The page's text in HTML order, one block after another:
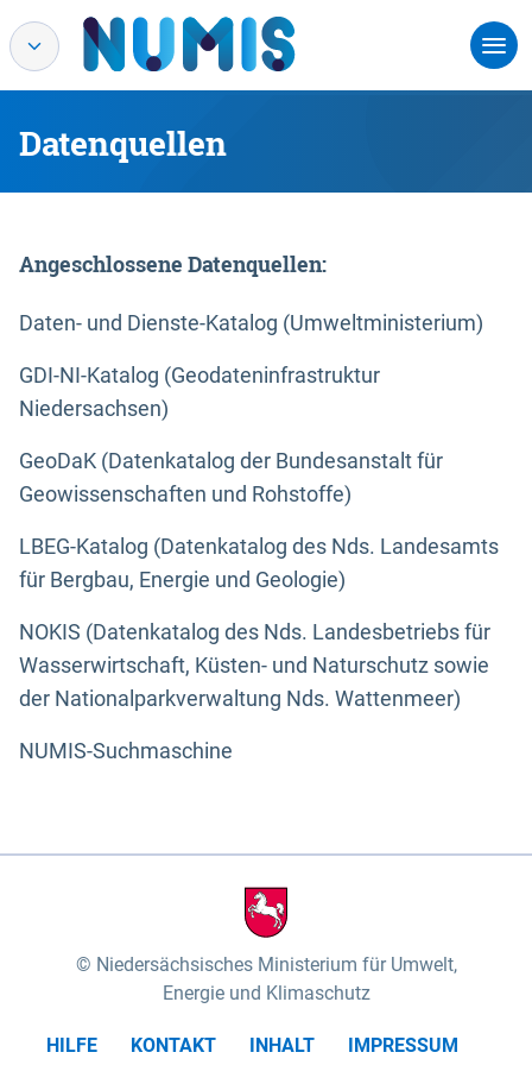
Datenquellen
Angeschlossene Datenquellen:
Daten- und Dienste-Katalog (Umweltministerium)
GDI-NI-Katalog (Geodateninfrastruktur
Niedersachsen)
GeoDaK (Datenkatalog der Bundesanstalt für
Geowissenschaften und Rohstoffe)
LBEG-Katalog (Datenkatalog des Nds. Landesamts
für Bergbau, Energie und Geologie)
NOKIS (Datenkatalog des Nds. Landesbetriebs für
Wasserwirtschaft, Küsten- und Naturschutz sowie
der Nationalparkverwaltung Nds. Wattenmeer)
NUMIS-Suchmaschine
Niedersächsisches Ministerium für Umwelt,
Energie und Klimaschutz
HILFE KONTAKT INHALT
IMPRESSUM